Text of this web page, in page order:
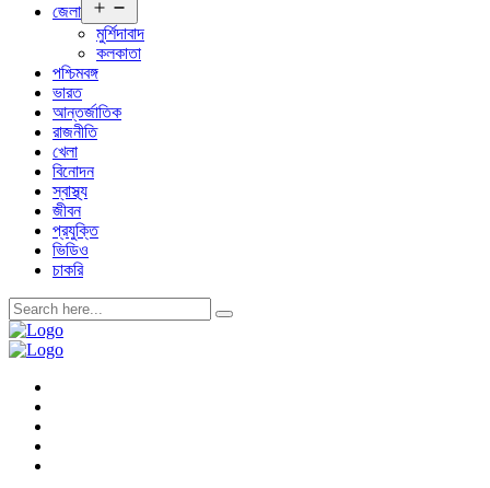
জেলা
menu
মুর্শিদাবাদ
কলকাতা
পশ্চিমবঙ্গ
ভারত
আন্তর্জাতিক
রাজনীতি
খেলা
বিনোদন
স্বাস্থ্য
জীবন
প্রযুক্তি
ভিডিও
চাকরি